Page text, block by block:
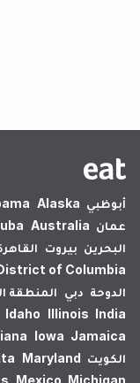
أبوظبي Alaska
عمان Australia
البحرين بيروت
of Columbia
الدوحة دبي المنطقة
Idaho Illinois India
Iowa Jamaica
الكويت Maryland